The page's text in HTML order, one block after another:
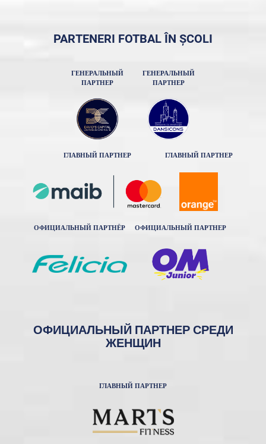
PARTENERI FOTBAL ÎN ȘCOLI
ГЕНЕРАЛЬНЫЙ
ПАРТНЕР
ГЕНЕРАЛЬНЫЙ
ПАРТНЕР
ГЛАВНЫЙ ПАРТНЕР ГЛАВНЫЙ ПАРТНЕР
ОФИЦИАЛЬНЫЙ ПАРТНЁР ОФИЦИАЛЬНЫЙ ПАРТНЕР
ОФИЦИАЛЬНЫЙ ПАРТНЕР СРЕДИ
ЖЕНЩИН
ГЛАВНЫЙ ПАРТНЕР